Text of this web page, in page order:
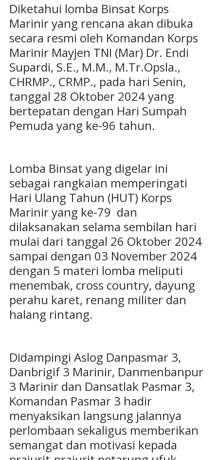
Diketahui lomba Binsat Korps
Marinir yang rencana akan dibuka
secara resmi oleh Komandan Korps
Marinir Mayjen TNI (Mar) Dr. Endi
Supardi, S.E., M.M., M.Tr.Opsla.,
CHRMP., CRMP., pada hari Senin,
tanggal 28 Oktober 2024 yang
bertepatan dengan Hari Sumpah
Pemuda yang ke-96 tahun.
Lomba Binsat yang digelar ini
sebagai rangkaian memperingati
Hari Ulang Tahun (HUT) Korps
Marinir yang ke-79 dan
dilaksanakan selama sembilan hari
mulai dari tanggal 26 Oktober 2024
sampai dengan 03 November 2024
dengan 5 materi lomba meliputi
menembak, cross country, dayung
perahu karet, renang militer dan
halang rintang.
Didampingi Aslog Danpasmar 3,
Danbrigif 3 Marinir, Danmenbanpur
3 Marinir dan Dansatlak Pasmar 3,
Komandan Pasmar 3 hadir
menyaksikan langsung jalannya
perlombaan sekaligus memberikan
semangat dan motivasi kepada